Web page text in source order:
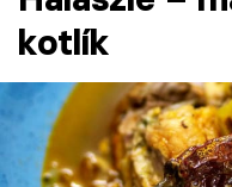
Témata
Recepty
kotlík